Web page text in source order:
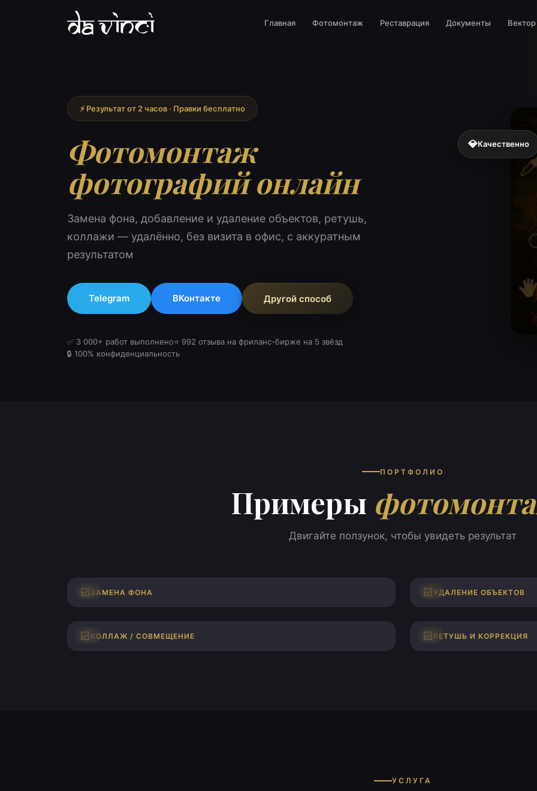
Главная Фотомонтаж Реставрация Документы Вектор
⚡ Результат от 2 часов · Правки бесплатно
Фотомонтаж
фотографий онлайн
Замена фона, добавление и удаление объектов, ретушь,
коллажи — удалённо, без визита в офис, с аккуратным
результатом
Telegram ВКонтакте Другой способ
✅ 3 000+ работ выполнено⭐ 992 отзыва на фриланс-бирже на 5 звёзд
🔒 100% конфиденциальность
💎Качественно
ПОРТФОЛИО
Примеры
Двигайте ползунок, чтобы увидеть результат
ЗАМЕНА ФОНА
ДО УДАЛЕНИЕ ОБЪЕКТОВ
ДО
КОЛЛАЖ / СОВМЕЩЕНИЕ
ДО РЕТУШЬ И КОРРЕКЦИЯ
ДО
УСЛУГА